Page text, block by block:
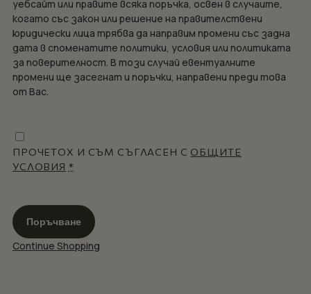
уебсайт или правите всяка поръчка, освен в случаите,
когато със закон или решение на правителствени
юридически лица трябва да направим промени със задна
дата в споменатите политики, условия или политиката
за поверителност. В този случай евентуалните
промени ще засегнат и поръчки, направени преди това
от Вас.
ПРОЧЕТОХ И СЪМ СЪГЛАСЕН С ОБЩИТЕ
УСЛОВИЯ *
Поръчване
Continue Shopping